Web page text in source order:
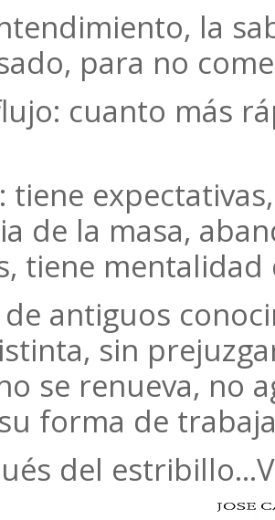
la
para no
cuanto más
tiene
de la masa,
tiene
de antiguos
sin
se renueva, no
forma de
del